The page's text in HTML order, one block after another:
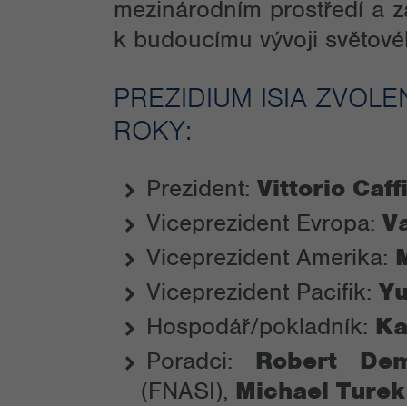
mezinárodním prostředí a
k budoucímu vývoji
PREZIDIUM ISIA
ROKY:
Prezident: Vittorio Caffi
Viceprezident Evropa:
Viceprezident Amerika:
Viceprezident Pacifik:
Hospodář/pokladník:
Poradci: Robert
(FNASI), Michael Turek